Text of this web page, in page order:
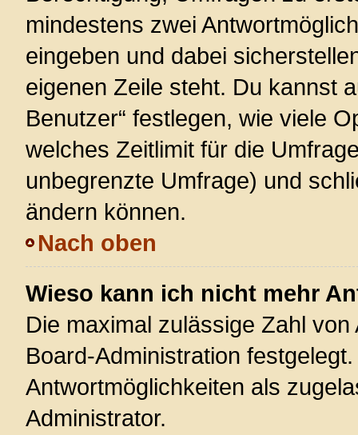
mindestens zwei
eingeben und dabei
eigenen Zeile steht. Du kannst
Benutzer“ festlegen, wie viele
welches Zeitlimit für die
unbegrenzte Umfrage) und
ändern können.
Nach oben
Wieso kann ich nicht mehr
Die maximal zulässige Zahl
Board-Administration
Antwortmöglichkeiten als
Administrator.